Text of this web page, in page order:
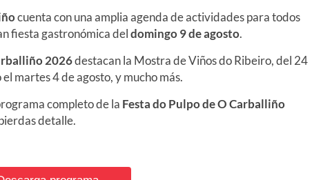
cuenta con una amplia agenda de actividades para todos
fiesta gastronómica deldomingo 9de agosto.
2026destacan la Mostra de Viños do Ribeiro,del 24
el martes 4de agosto, y mucho más.
completo de la Festa do Pulpo de O Carballiño
detalle.